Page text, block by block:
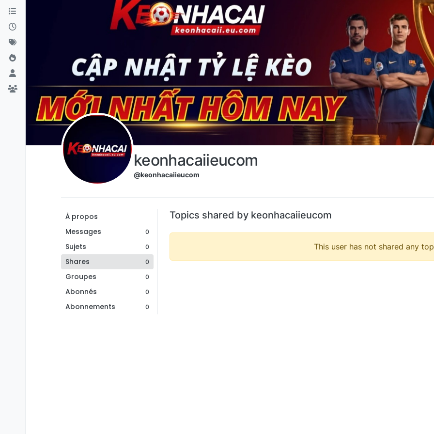
Aller directement au contenu
keonhacaiieucom
@keonhacaiieucom
À propos
Messages
0
Sujets 0
Shares 0
Groupes 0
Abonnés 0
Abonnements 0
Topics shared by keonhacaiieucom
This user has not shared any